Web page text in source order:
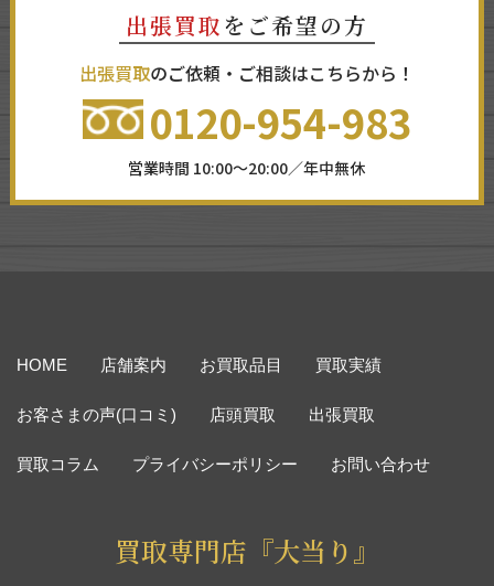
出張買取 をご希望の方
出張買取のご依頼・ご相談はこちらから！
0120-954-983
営業時間 10:00～20:00／年中無休
HOME 店舗案内 お買取品目 買取実績
お客さまの声(口コミ) 店頭買取 出張買取
買取コラム プライバシーポリシー お問い合わせ
買取専門店『大当り』